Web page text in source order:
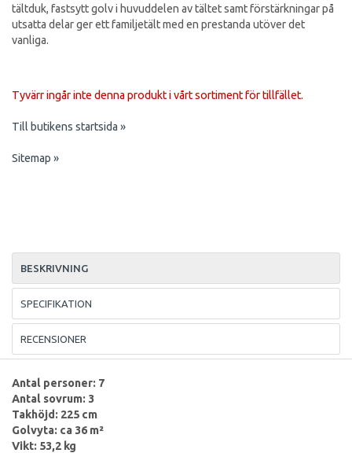
tältduk, fastsytt golv i huvuddelen av tältet samt förstärkningar på
utsatta delar ger ett familjetält med en prestanda utöver det
vanliga.
Tyvärr ingår inte denna produkt i vårt sortiment för tillfället.
Till butikens startsida »
Sitemap »
BESKRIVNING
SPECIFIKATION
RECENSIONER
Antal personer: 7
Antal sovrum: 3
Takhöjd: 225 cm
Golvyta: ca 36 m²
Vikt: 53,2 kg